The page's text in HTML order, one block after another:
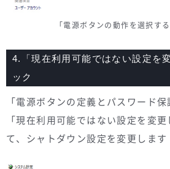
「電源ボタンの動作を選択す
4.「現在利用可能ではない設定を
ック
「電源ボタンの定義とパスワード
「現在利用可能ではない設定を変
て、シャトダウン設定を変更します